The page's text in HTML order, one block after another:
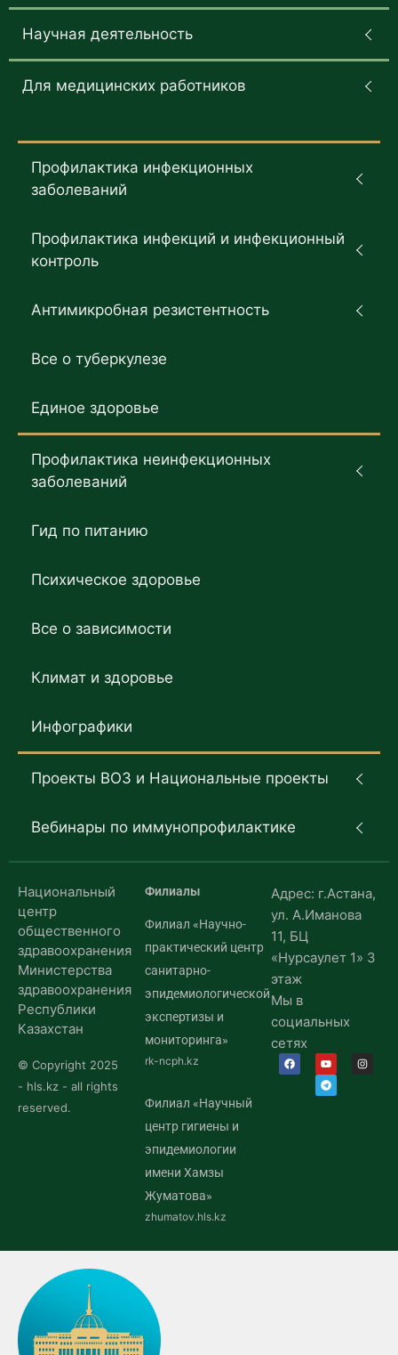
Научная деятельность
Для медицинских работников
Профилактика инфекционных
заболеваний
Профилактика инфекций и инфекционный
контроль
Антимикробная резистентность
Все о туберкулезе
Единое здоровье
Профилактика неинфекционных
заболеваний
Гид по питанию
Психическое здоровье
Все о зависимости
Климат и здоровье
Инфографики
Проекты ВОЗ и Национальные проекты
Вебинары по иммунопрофилактике
Национальный
центр
общественного
здравоохранения
Министерства
здравоохранения
Республики
Казахстан
© Copyright 2025
- hls.kz - all rights
reserved.
Филиалы
Филиал «Научно-
практический центр
санитарно-
эпидемиологической
экспертизы и
мониторинга»
rk-ncph.kz
Филиал «Научный
центр гигиены и
эпидемиологии
имени Хамзы
Жуматова»
zhumatov.hls.kz
Адрес: г.Астана,
ул. А.Иманова
11, БЦ
«Нурсаулет 1» 3
этаж
Мы в
социальных
сетях